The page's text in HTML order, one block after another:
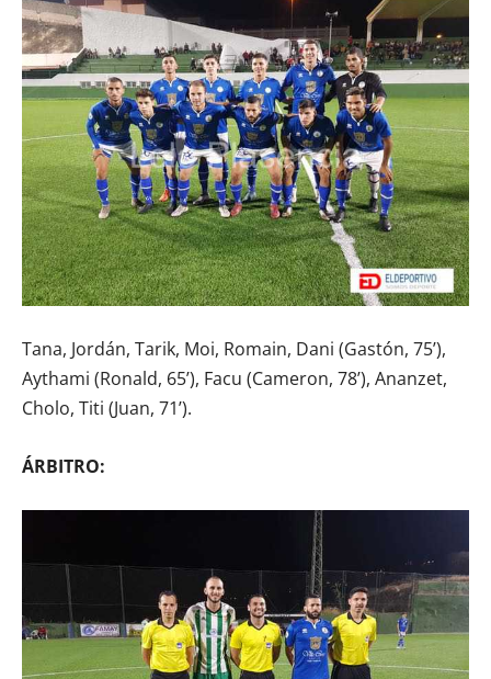
Tana, Jordán, Tarik, Moi, Romain, Dani (Gastón, 75’),
Aythami (Ronald, 65’), Facu (Cameron, 78’), Ananzet,
Cholo, Titi (Juan, 71’).
ÁRBITRO: